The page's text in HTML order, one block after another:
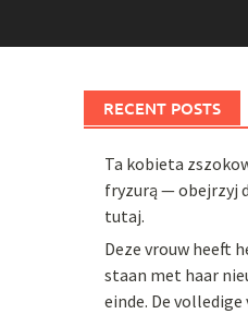
RECENT POSTS
Ta kobieta
fryzurą — obejrzyj
tutaj.
Deze vrouw heeft
staan met haar
einde. De volledige